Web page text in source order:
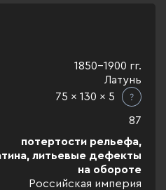
1850-1900 гг.
Латунь
75 x 130 x 5
87
потертости рельефа,
литьевые дефекты
на обороте
Российская империя